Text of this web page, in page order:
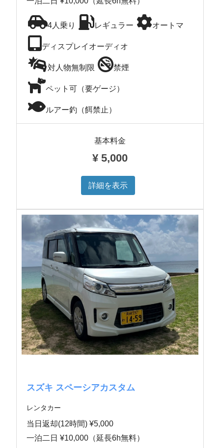
4人乗り レギュラー オートマ
ディスプレイオーディオ
対人物無制限 禁煙
ペット可（要ゲージ）
ルアー釣（餌禁止）
基本料金
¥ 5,000
詳細を表示
スズキ スペーシアカスタム
レンタカー
当日返却(12時間) ¥5,000
一泊二日 ¥10,000（延長6h無料）